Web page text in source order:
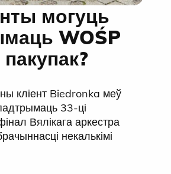
могуць
WOŚP
кліент Biedronka меў
33-ці
Вялікага аркестра
некалькімі